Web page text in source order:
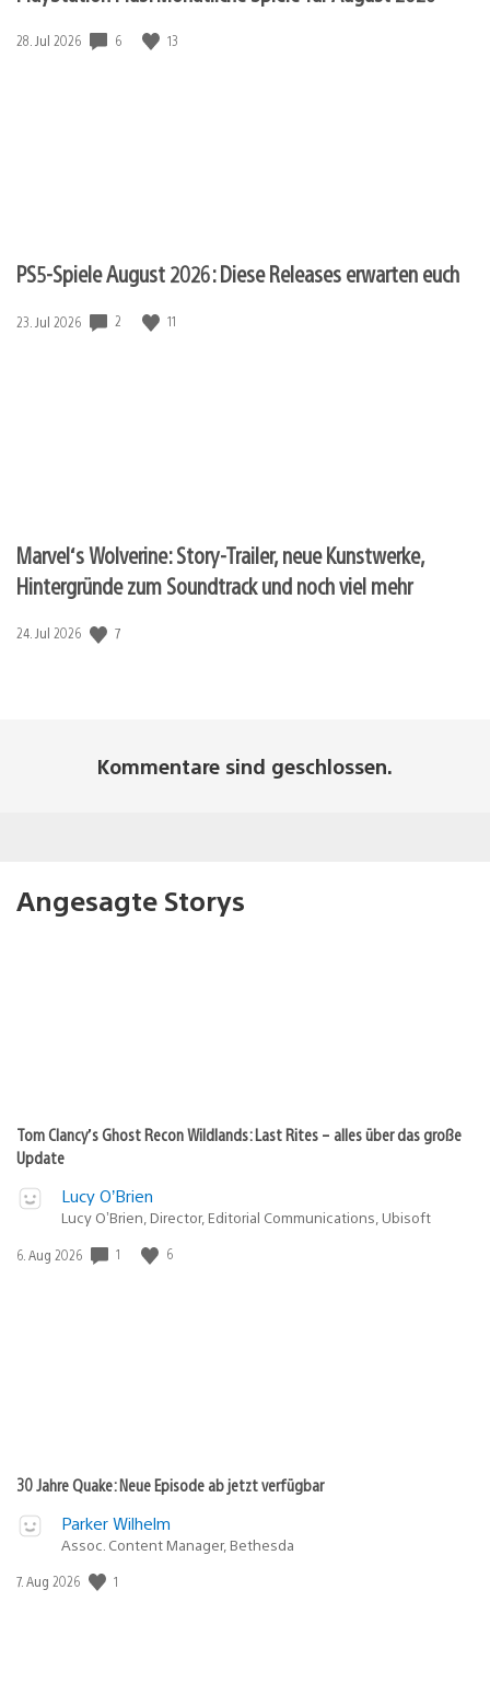
Veröffentlichungsdatum:
28. Jul 2026 6 13
PS5-Spiele August 2026: Diese Releases erwarten euch
Veröffentlichungsdatum:
23. Jul 2026 2 11
Marvel‘s Wolverine: Story-Trailer, neue Kunstwerke,
Hintergründe zum Soundtrack und noch viel mehr
Veröffentlichungsdatum:
24. Jul 2026 7
Kommentare sind geschlossen.
Angesagte Storys
Tom Clancy’s Ghost Recon Wildlands: Last Rites – alles über das große
Update
Lucy O’Brien
Lucy O’Brien, Director, Editorial Communications, Ubisoft
Veröffentlichungsdatum:
6. Aug 2026 1 6
30 Jahre Quake: Neue Episode ab jetzt verfügbar
Parker Wilhelm
Assoc. Content Manager, Bethesda
Veröffentlichungsdatum:
7. Aug 2026 1